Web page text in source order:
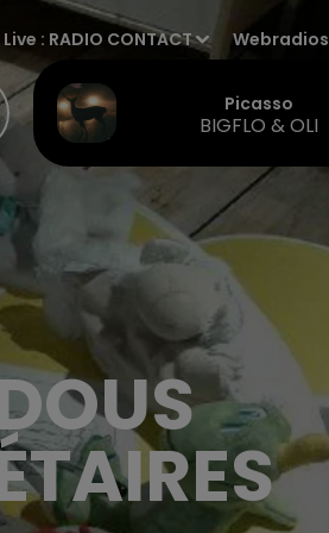
Live : RADIO CONTACT Webradios
Picasso
BIGFLO & OLI